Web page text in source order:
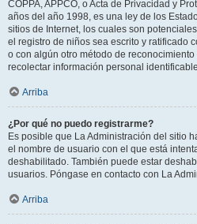
COPPA, APPCO, o Acta de Privacidad y
años del año 1998, es una ley de los
sitios de Internet, los cuales son
el registro de niños sea escrito y ratificado
o con algún otro método de
recolectar información personal
Arriba
¿Por qué no puedo registrarme?
Es posible que La Administración del sitio
el nombre de usuario con el que está
deshabilitado. También puede estar
usuarios. Póngase en contacto con La
Arriba